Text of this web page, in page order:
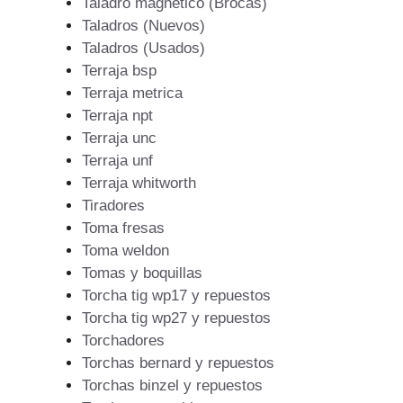
Taladro magnetico (Brocas)
Taladros (Nuevos)
Taladros (Usados)
Terraja bsp
Terraja metrica
Terraja npt
Terraja unc
Terraja unf
Terraja whitworth
Tiradores
Toma fresas
Toma weldon
Tomas y boquillas
Torcha tig wp17 y repuestos
Torcha tig wp27 y repuestos
Torchadores
Torchas bernard y repuestos
Torchas binzel y repuestos